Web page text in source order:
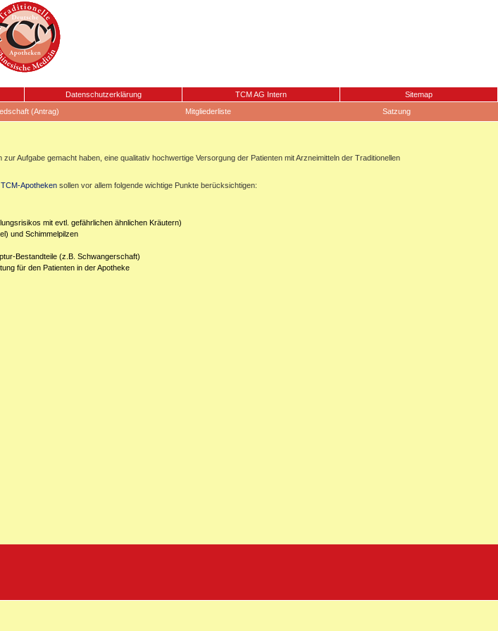
Datenschutzerklärung TCM AG Intern
Sitemap
(Antrag) Mitgliederliste Satzung
Aufgabe gemacht haben, eine qualitativ hochwertige Versorgung der Patienten mit Arzneimitteln der Traditionellen
TCM-Apotheken sollen vor allem folgende wichtige Punkte berücksichtigen:
mit evtl. gefährlichen ähnlichen Kräutern)
und Schimmelpilzen
Bestandteile (z.B. Schwangerschaft)
für den Patienten in der Apotheke